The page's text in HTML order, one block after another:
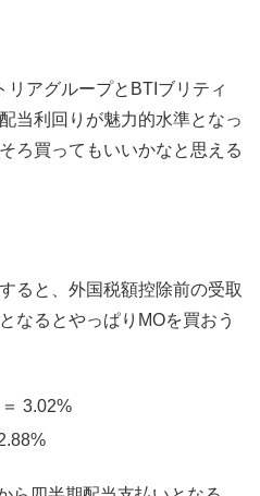
リアグループとBTIブリティ
当利回りが魅力的水準となっ
ろ買ってもいいかなと思える
ると、外国税額控除前の受取
なるとやっぱりMOを買おう
3.02%